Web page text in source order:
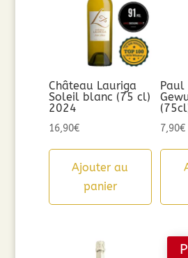
Château Lauriga
Soleil blanc (75 cl)
2024
16,90€
Ajouter au
panier
Paul
7,90€